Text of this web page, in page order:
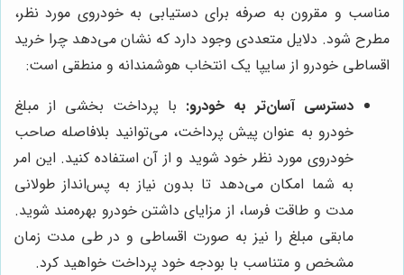
مناسب و مقرون به صرفه برای دستیابی به خودروی مورد نظر،
مطرح شود. دلایل متعددی وجود دارد که نشان می‌دهد چرا خرید
اقساطی خودرو از سایپا یک انتخاب هوشمندانه و منطقی است:
دسترسی آسان‌تر به خودرو: با پرداخت بخشی از مبلغ
خودرو به عنوان پیش پرداخت، می‌توانید بلافاصله صاحب
خودروی مورد نظر خود شوید و از آن استفاده کنید. این امر
به شما امکان می‌دهد تا بدون نیاز به پس‌انداز طولانی
مدت و طاقت فرسا، از مزایای داشتن خودرو بهره‌مند شوید.
مابقی مبلغ را نیز به صورت اقساطی و در طی مدت زمان
مشخص و متناسب با بودجه خود پرداخت خواهید کرد.